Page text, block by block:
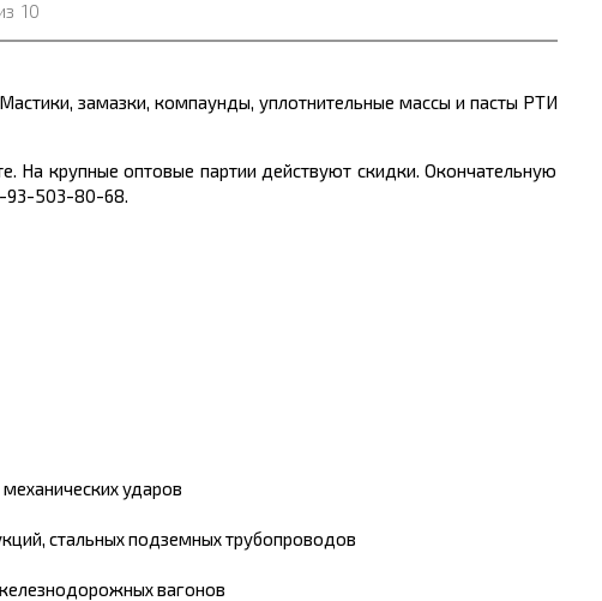
10
замазки, компаунды, уплотнительные массы и пасты РТИ
На крупные оптовые партии действуют скидки. Окончательную
93-503-80-68.
ударов
стальных подземных трубопроводов
вагонов